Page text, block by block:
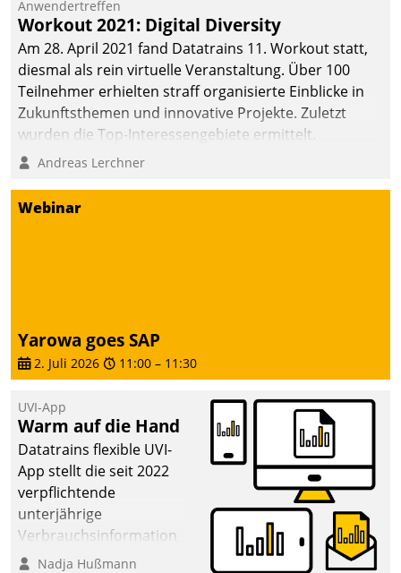
Cloud-Strategien und -
Lösungen mit hohem
Zukunftspotenzial.
Anwendertreffen
Workout 2021: Digital Diversity
Am 28. April 2021 fand Datatrains 11. Workout statt,
diesmal als rein virtuelle Veranstaltung. Über 100
Teilnehmer erhielten straff organisierte Einblicke in
Zukunftsthemen und innovative Projekte. Zuletzt
wurden die Top-Interessengebiete ermittelt.
Andreas Lerchner
Webinar
Yarowa goes SAP
2. Juli 2026 11:00 – 11:30
UVI-App
Warm auf die Hand
Datatrains flexible UVI-
App stellt die seit 2022
verpflichtende
unterjährige
Verbrauchsinformation
schnell, zuverlässig und
Nadja Hußmann